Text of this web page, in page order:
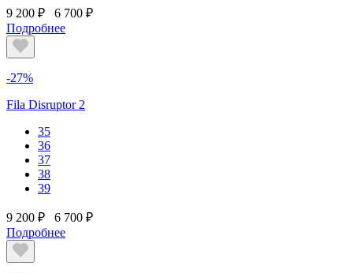
9 200 ₽
6 700 ₽
Подробнее
-27%
Fila Disruptor 2
35
36
37
38
39
9 200 ₽
6 700 ₽
Подробнее